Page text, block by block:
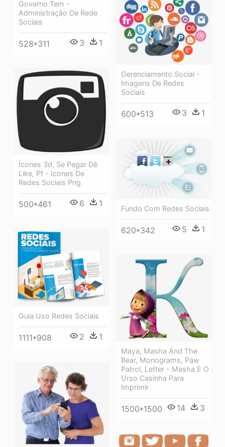
Governo Tem -
Administração De Rede
Sociais
528*311 3 1
Gerenciamento Social -
Imagens De Redes
Sociais
600*513 3 1
Ícones 3d, Se Pegar Dê
Like, Pf - Icones De
Redes Sociais Png
500*461 6 1 Fundo Com Redes Sociais
620*342 5 1
Guia Uso Redes Sociais
1111*908 2 1
Maya, Masha And The
Bear, Monograms, Paw
Patrol, Letter - Masha E O
Urso Casinha Para
Imprimir
1500*1500 14 3